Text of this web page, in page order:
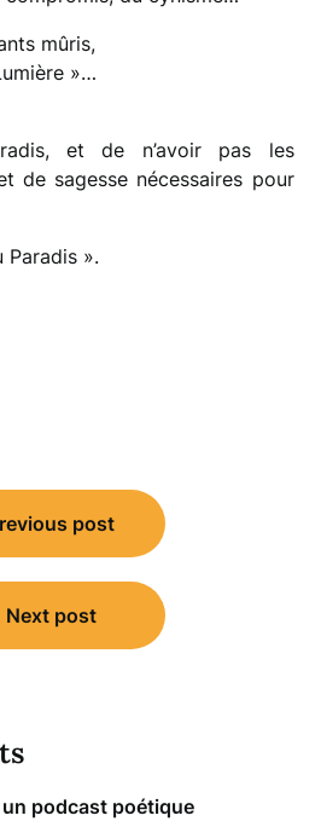
mûris,
»…
et de n’avoir pas les
de sagesse nécessaires pour
Paradis ».
post
Next post
podcast poétique